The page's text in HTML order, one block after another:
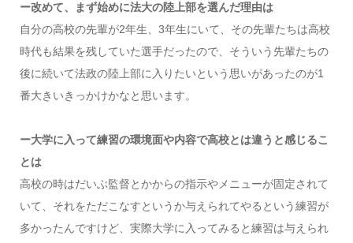
ー改めて、まず始めに法大の陸上部を選んだ理由は
自分の高校の先輩が2年生、3年生にいて、その先輩たちは高校
時代も結果を残していた選手だったので、そういう先輩たちの
後に続いて法政の陸上部に入りたいという思いがあったのが1
番大きいきっかけかなと思います。
ー大学に入って練習の環境面や内容で高校とは違うと感じるこ
とは
高校の時はだいぶ監督とかからの指示やメニューが固定されて
いて、それをただこなすというか与えられてやるという練習が
多かったんですけど、実際大学に入ってみると練習は与えられ